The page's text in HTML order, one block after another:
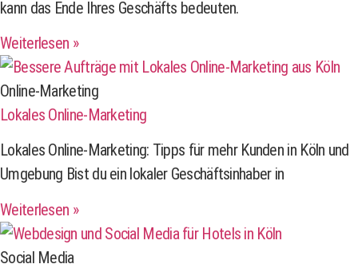
kann das Ende Ihres Geschäfts bedeuten.
Weiterlesen »
Online-Marketing
Lokales Online-Marketing
Lokales Online-Marketing: Tipps für mehr Kunden in Köln und
Umgebung Bist du ein lokaler Geschäftsinhaber in
Weiterlesen »
Social Media